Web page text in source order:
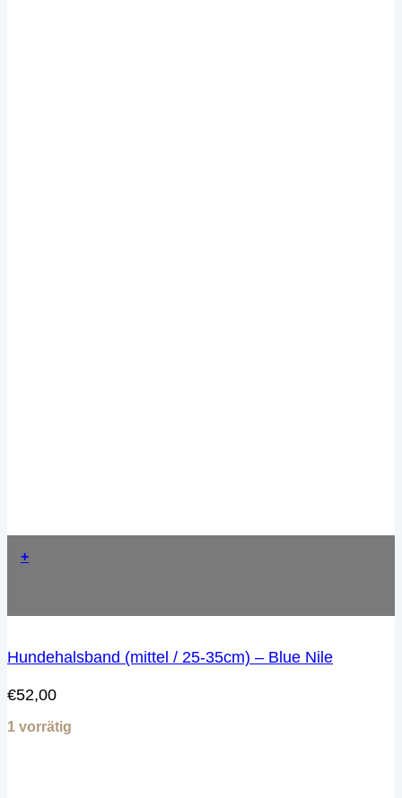
+
Hundehalsband (mittel / 25-35cm) – Blue Nile
€52,00
1 vorrätig